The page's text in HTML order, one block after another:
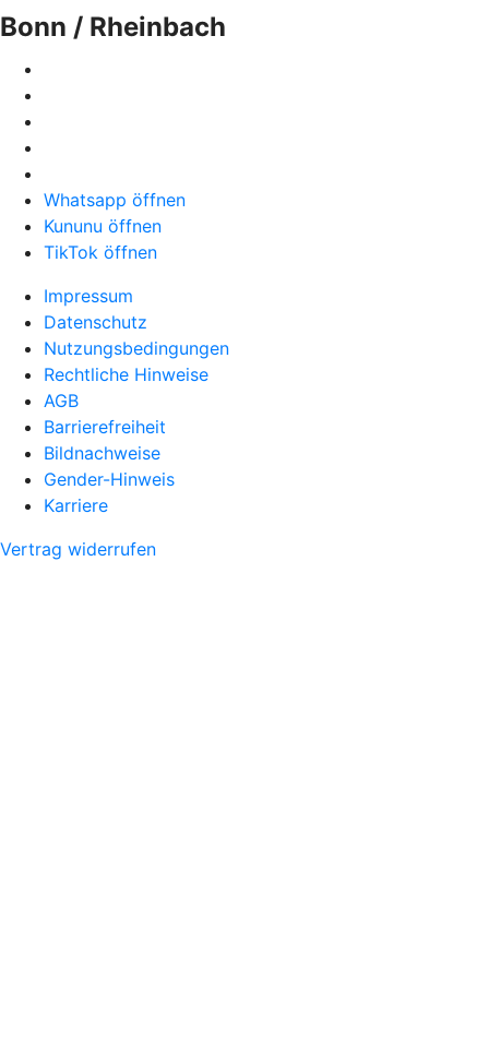
Bonn / Rheinbach
Whatsapp öffnen
Kununu öffnen
TikTok öffnen
Impressum
Datenschutz
Nutzungsbedingungen
Rechtliche Hinweise
AGB
Barrierefreiheit
Bildnachweise
Gender-Hinweis
Karriere
Vertrag widerrufen